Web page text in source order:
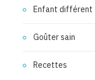
Enfant différent
Goûter sain
Recettes